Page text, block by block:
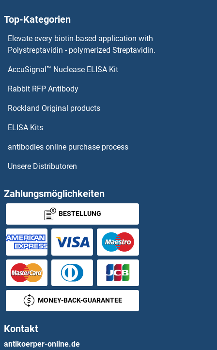
RDH10 Antikörper
RDBP Antikörper
RD3 Antikörper
REEP6 Antikörper
REG1 Antikörper
REG1A Antikörper
REG1B Antikörper
REG3A Antikörper
REG3B Antikörper
REG3g Antikörper
REG4 Antikörper
Regucalcin Antikörper
Top-Kategorien
Elevate every biotin-based application with
Polystreptavidin - polymerized Streptavidin.
AccuSignal™ Nuclease ELISA Kit
Rabbit RFP Antibody
Rockland Original products
ELISA Kits
antibodies online purchase process
Unsere Distributoren
Zahlungsmöglichkeiten
BESTELLUNG
MONEY-BACK-GUARANTEE
Kontakt
antikoerper-online.de